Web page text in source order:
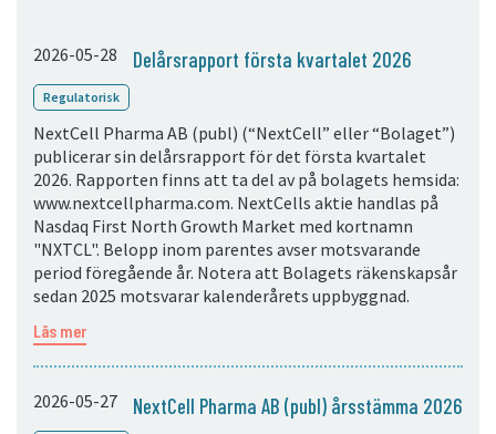
2026-05-28 Delårsrapport första kvartalet 2026
Regulatorisk
NextCell Pharma AB (publ) (“NextCell” eller “Bolaget”)
publicerar sin delårsrapport för det första kvartalet
2026. Rapporten finns att ta del av på bolagets hemsida:
www.nextcellpharma.com. NextCells aktie handlas på
Nasdaq First North Growth Market med kortnamn
"NXTCL". Belopp inom parentes avser motsvarande
period föregående år. Notera att Bolagets räkenskapsår
sedan 2025 motsvarar kalenderårets uppbyggnad.
Läs mer
2026-05-27 NextCell Pharma AB (publ) årsstämma 2026